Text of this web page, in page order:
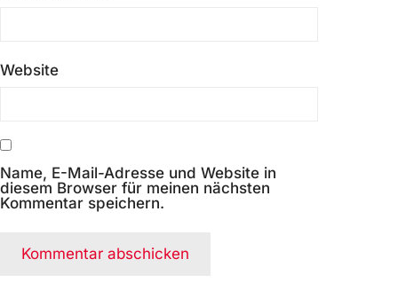
Website
Name, E-Mail-Adresse und Website in
diesem Browser für meinen nächsten
Kommentar speichern.